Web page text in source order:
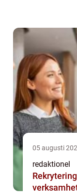
05 augusti
redaktionel
Rekrytering